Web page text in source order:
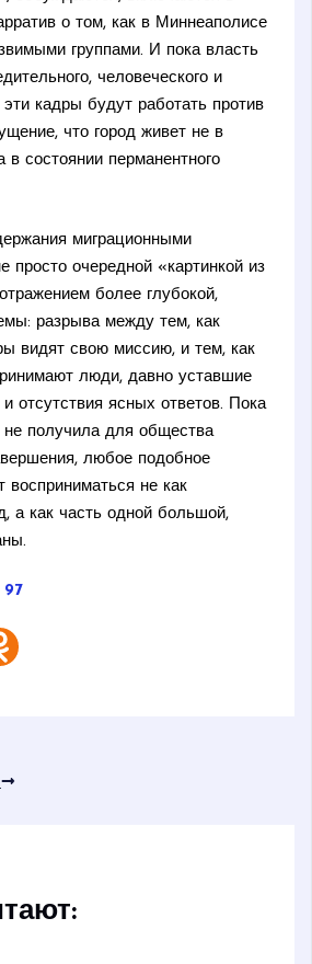
о том, как в Миннеаполисе
группами. И пока власть
человеческого и
эти кадры будут работать против
что город живет не в
в состоянии перманентного
миграционными
просто очередной «картинкой из
более глубокой,
разрыва между тем, как
видят свою миссию, и тем, как
люди, давно уставшие
и отсутствия ясных ответов. Пока
не получила для общества
любое подобное
восприниматься не как
а как часть одной большой,
97